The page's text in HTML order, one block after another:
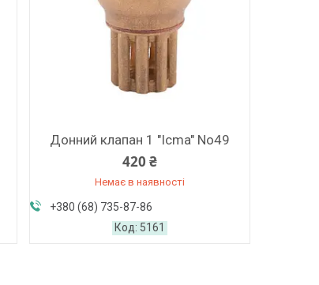
Донний клапан 1 "Icma" No49
420 ₴
Немає в наявності
+380 (68) 735-87-86
5161